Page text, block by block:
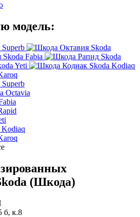
модель:
Superb
Skoda
Skoda Fabia
Skoda
Yeti
Skoda Kodiaq
Superb
Octavia
Kodiaq
(Шкода)
б, к.8